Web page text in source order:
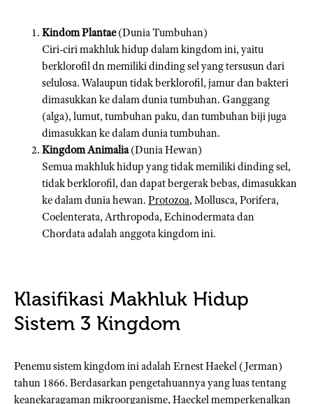
Kindom Plantae(Dunia Tumbuhan)
Ciri-ciri makhluk hidup dalam kingdom ini, yaitu
berklorofil dn memiliki dinding sel yang tersusun dari
selulosa. Walaupun tidak berklorofil, jamur dan bakteri
dimasukkan ke dalam dunia tumbuhan. Ganggang
(alga), lumut, tumbuhan paku, dan tumbuhan biji juga
dimasukkan ke dalam dunia tumbuhan.
Kingdom Animalia(Dunia Hewan)
Semua makhluk hidup yang tidak memiliki dinding sel,
tidak berklorofil, dan dapat bergerak bebas, dimasukkan
ke dalam dunia hewan. Protozoa, Mollusca, Porifera,
Coelenterata, Arthropoda, Echinodermata dan
Chordata adalah anggota kingdom ini.
Klasifikasi Makhluk Hidup
Sistem 3 Kingdom
Penemu sistem kingdom ini adalah Ernest Haekel (Jerman)
tahun 1866. Berdasarkan pengetahuannya yang luas tentang
keanekaragaman mikroorganisme, Haeckel memperkenalkan